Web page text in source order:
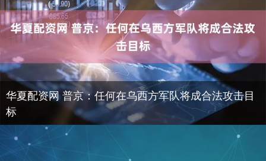
华夏配资网 普京：任何在乌西方军队将成合法攻击目
标